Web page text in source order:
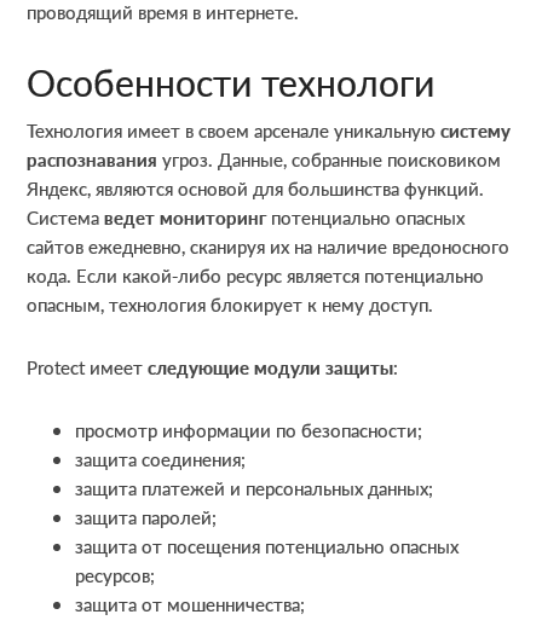
проводящий время в интернете.
Особенности технологи
Технология имеет в своем арсенале уникальнуюсистему
распознавания угроз. Данные, собранные поисковиком
Яндекс, являются основой для большинства функций.
Системаведет мониторингпотенциально опасных
сайтов ежедневно, сканируя их на наличие вредоносного
кода. Если какой-либо ресурс является потенциально
опасным, технология блокирует к нему доступ.
Protect имеетследующие модули защиты:
просмотр информации по безопасности;
защита соединения;
защита платежей и персональных данных;
защита паролей;
защита от посещения потенциально опасных
ресурсов;
защита от мошенничества;